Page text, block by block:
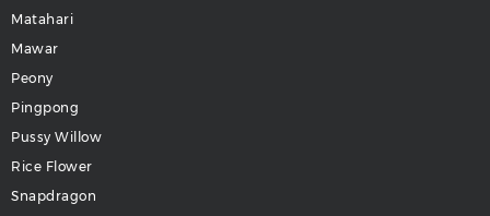
Matahari
Mawar
Peony
Pingpong
Pussy Willow
Rice Flower
Snapdragon